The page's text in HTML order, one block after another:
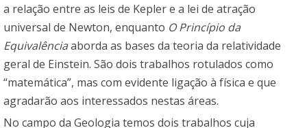
a relação entre as leis de Kepler e a lei de atração
universal de Newton, enquanto O Princípio da
Equivalênciaaborda as bases da teoria da relatividade
geral de Einstein. São dois trabalhos rotulados como
“matemática”, mas com evidente ligação à física e que
agradarão aos interessados nestas áreas.
No campo da Geologia temos dois trabalhos cuja